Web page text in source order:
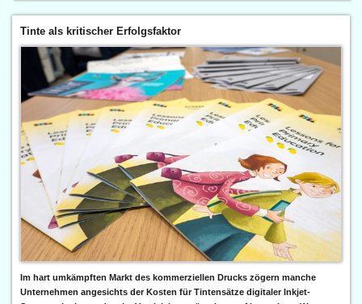
Tinte als kritischer Erfolgsfaktor
Im hart umkämpften Markt des kommerziellen Drucks zögern manche
Unternehmen angesichts der Kosten für Tintensätze digitaler Inkjet-